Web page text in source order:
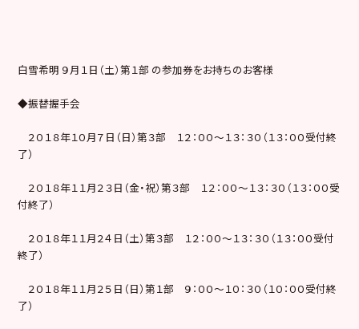
白雪希明 ９月１日（土）第１部 の参加券をお持ちのお客様
◆振替握手会
２０１８年１０月７日（日）第３部 １２：００～１３：３０（１３：００受付終
了）
２０１８年１１月２３日（金・祝）第３部 １２：００～１３：３０（１３：００受
付終了）
２０１８年１１月２４日（土）第３部 １２：００～１３：３０（１３：００受付
終了）
２０１８年１１月２５日（日）第１部 ９：００～１０：３０（１０：００受付終
了）